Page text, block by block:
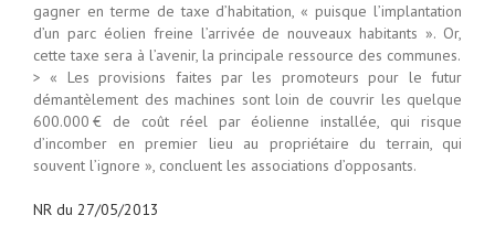
gagner en terme de taxe d’habitation, « puisque l’implantation
d’un parc éolien freine l’arrivée de nouveaux habitants ». Or,
cette taxe sera à l’avenir, la principale ressource des communes.
> « Les provisions faites par les promoteurs pour le futur
démantèlement des machines sont loin de couvrir les quelque
600.000 € de coût réel par éolienne installée, qui risque
d’incomber en premier lieu au propriétaire du terrain, qui
souvent l’ignore », concluent les associations d’opposants.
NR du 27/05/2013